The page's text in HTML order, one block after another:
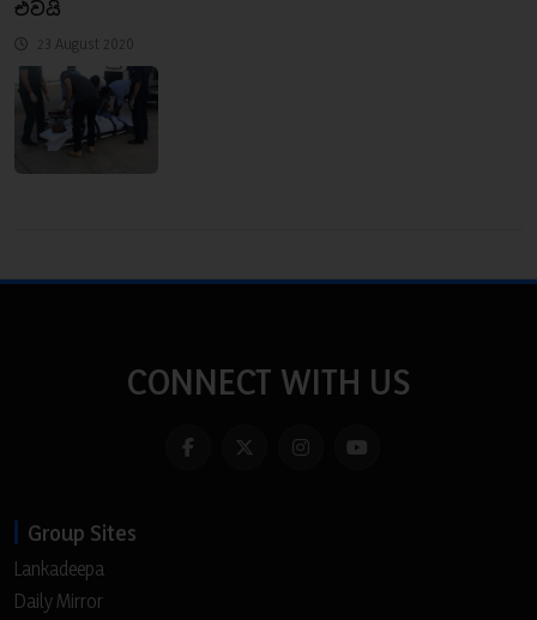
එවයි
23 August 2020
CONNECT WITH US
Group Sites
Lankadeepa
Daily Mirror